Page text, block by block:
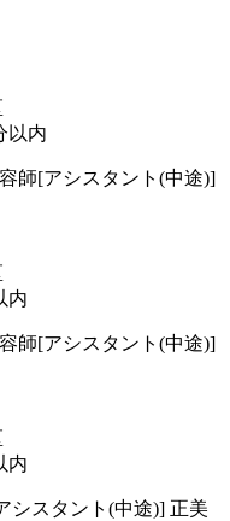
以内
師[アシスタント(中途)]
内
師[アシスタント(中途)]
内
シスタント(中途)] 正美